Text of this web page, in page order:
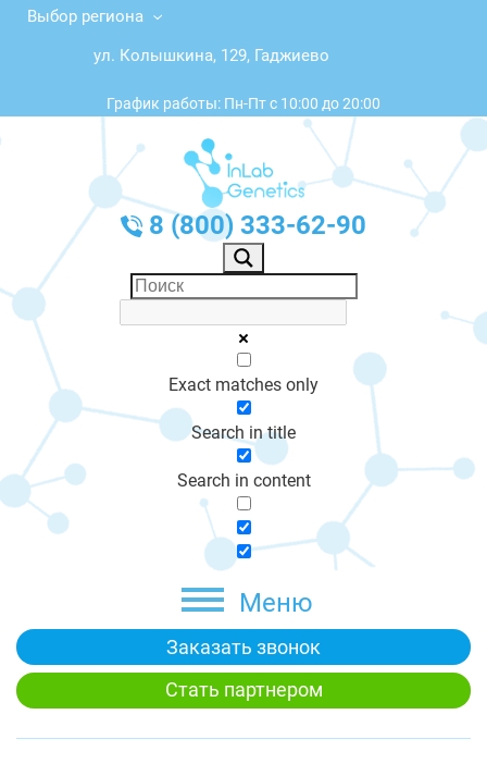
Выбор региона
ул. Колышкина, 129, Гаджиево
График работы: Пн-Пт с 10:00 до 20:00
8 (800) 333-62-90
Exact matches only
Search in title
Search in content
Меню
Заказать звонок
Стать партнером